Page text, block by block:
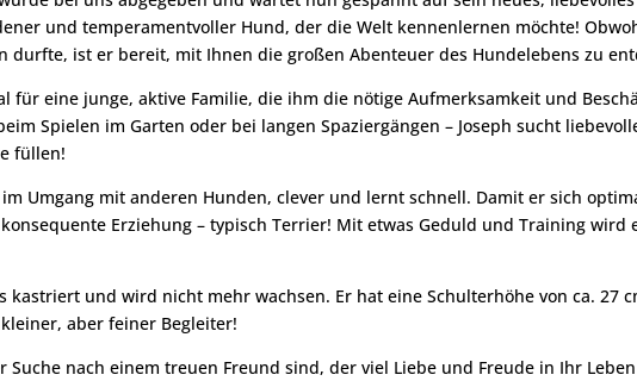
und temperamentvoller Hund, der die Welt kennenlernen möchte!
durfte, ist er bereit, mit Ihnen die großen Abenteuer des Hundelebens zu
für eine junge, aktive Familie, die ihm die nötige Aufmerksamkeit und
Spielen im Garten oder bei langen Spaziergängen – Joseph sucht
füllen!
Umgang mit anderen Hunden, clever und lernt schnell. Damit er sich
Erziehung – typisch Terrier! Mit etwas Geduld und Training wird
kastriert und wird nicht mehr wachsen. Er hat eine Schulterhöhe von ca. 27
aber feiner Begleiter!
Suche nach einem treuen Freund sind, der viel Liebe und Freude in Ihr